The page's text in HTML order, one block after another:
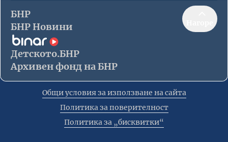
БНР
БНР Новини
Детското.БНР
Архивен фонд на БНР
Общи условия за използване на сайта
Политика за поверителност
Политика за „бисквитки“